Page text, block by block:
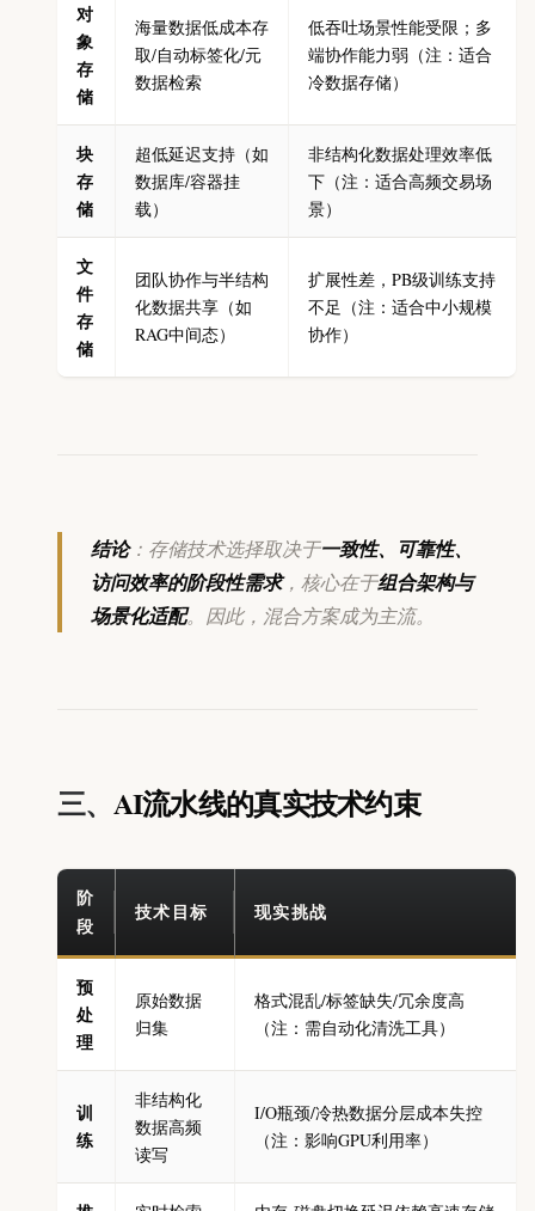
对
象
存
储
海量数据低成本存
取/自动标签化/元
数据检索
低吞吐场景性能受限；多
端协作能力弱（注：适合
冷数据存储）
块
存
储
超低延迟支持（如
数据库/容器挂
载）
非结构化数据处理效率低
下（注：适合高频交易场
景）
文
件
存
储
团队协作与半结构
化数据共享（如
RAG中间态）
扩展性差，PB级训练支持
不足（注：适合中小规模
协作）
结论：存储技术选择取决于一致性、可靠性、
访问效率的阶段性需求，核心在于组合架构与
场景化适配。因此，混合方案成为主流。
三、 AI流水线的真实技术约束
阶
段
技术目标 现实挑战
预
处
理
原始数据
归集
格式混乱/标签缺失/冗余度高
（注：需自动化清洗工具）
训
练
非结构化
数据高频
读写
I/O瓶颈/冷热数据分层成本失控
（注：影响GPU利用率）